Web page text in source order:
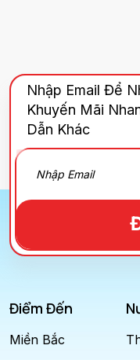
Nhập Email Để
Khuyến Mãi
Dẫn Khác
Điểm Đến
Miền Bắc